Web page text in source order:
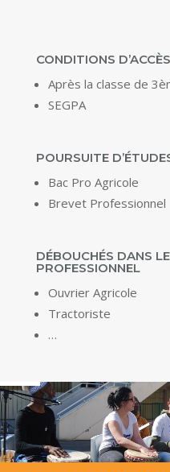
CONDITIONS D’ACCÈS
Après la classe de
SEGPA
POURSUITE
Bac Pro Agricole
Brevet Professionnel
DÉBOUCHÉS DANS
PROFESSIONNEL
Ouvrier Agricole
Tractoriste
…